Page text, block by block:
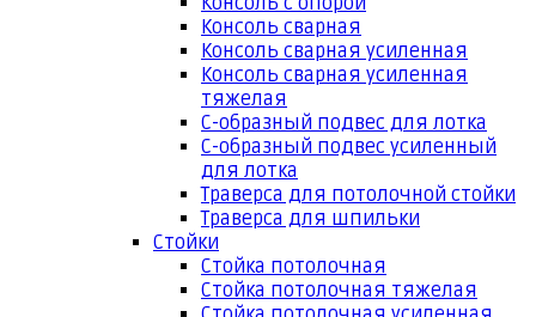
Консоль сварная
Консоль сварная усиленная
Консоль сварная усиленная
тяжелая
С-образный подвес для лотка
С-образный подвес усиленный
для лотка
Траверса для потолочной стойки
Траверса для шпильки
Стойки
Стойка потолочная
Стойка потолочная тяжелая